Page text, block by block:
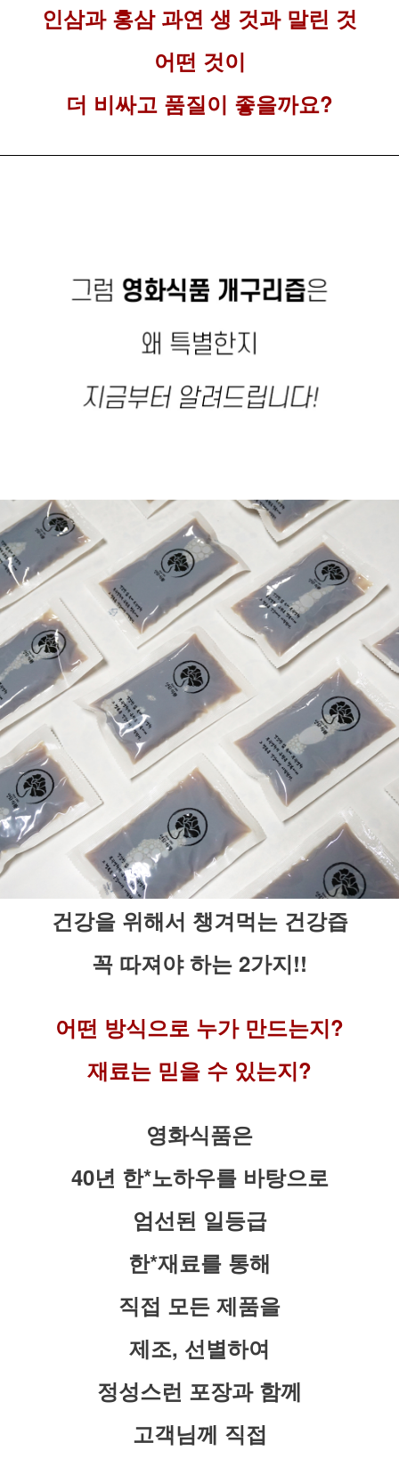
인삼과 홍삼 과연 생 것과 말린 것
어떤 것이
더 비싸고 품질이 좋을까요?
건강을 위해서 챙겨먹는 건강즙
꼭 따져야 하는 2가지!!
어떤 방식으로 누가 만드는지?
재료는 믿을 수 있는지?
영화식품은
40년 한*노하우를 바탕으로
엄선된 일등급
한*재료를 통해
직접 모든 제품을
제조, 선별하여
정성스런 포장과 함께
고객님께 직접